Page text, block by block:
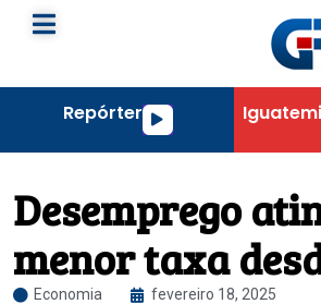
RepórterTocador
Desemprego
menor taxa
Economia fevereiro 18, 2025